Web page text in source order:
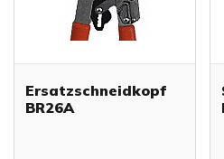
Ersatzschneidkopf
BR26A